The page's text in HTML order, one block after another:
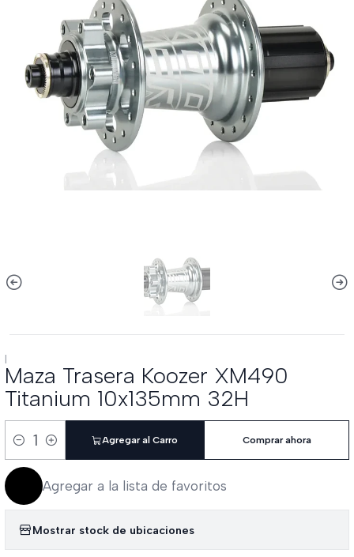
|
Maza Trasera Koozer XM490
Titanium 10x135mm 32H
Cantidad
Agregar al Carro Comprar ahora
Agregar a la lista de favoritos
Mostrar stock de ubicaciones